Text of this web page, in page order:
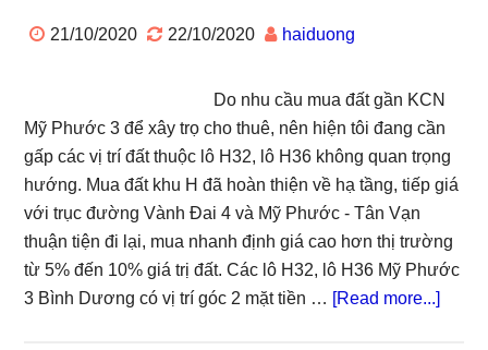
Mỹ
các
lô
H21
H22
H23
H24
H25
21/10/2020 22/10/2020 haiduong
Do nhu cầu mua đất gần KCN
Mỹ Phước 3 để xây trọ cho thuê, nên hiện tôi đang cần
gấp các vị trí đất thuộc lô H32, lô H36 không quan trọng
hướng. Mua đất khu H đã hoàn thiện về hạ tầng, tiếp giá
với trục đường Vành Đai 4 và Mỹ Phước - Tân Vạn
thuận tiện đi lại, mua nhanh định giá cao hơn thị trường
từ 5% đến 10% giá trị đất. Các lô H32, lô H36 Mỹ Phước
3 Bình Dương có vị trí góc 2 mặt tiền … [Read more...]about